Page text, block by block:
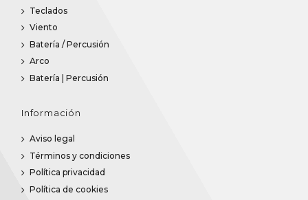
Teclados
Viento
Batería / Percusión
Arco
Batería | Percusión
Información
Aviso legal
Términos y condiciones
Política privacidad
Política de cookies